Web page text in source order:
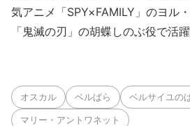
気アニメ「SPY×FAMILY」のヨル
「鬼滅の刃」の胡蝶しのぶ役で活躍
オスカル ベルばら ベルサイユの
マリー・アントワネット